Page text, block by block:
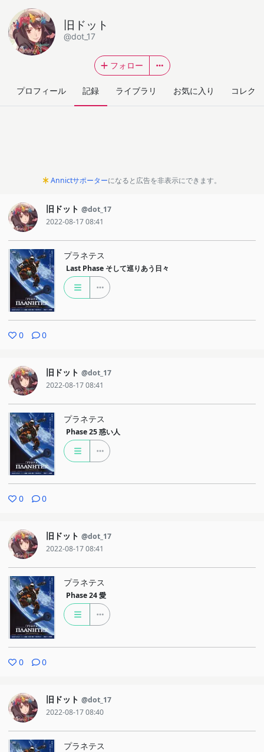
旧ドット
@dot_17
フォロー
プロフィール 記録 ライブラリ お気に入り コレク
Annictサポーターになると広告を非表示にできます。
旧ドット @dot_17
2022-08-17 08:41
プラネテス
Last Phase そして巡りあう日々
0 0
旧ドット @dot_17
2022-08-17 08:41
プラネテス
Phase 25 惑い人
0 0
旧ドット @dot_17
2022-08-17 08:41
プラネテス
Phase 24 愛
0 0
旧ドット @dot_17
2022-08-17 08:40
プラネテス